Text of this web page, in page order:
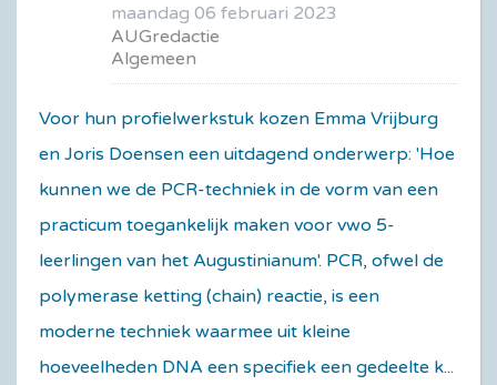
maandag 06 februari 2023
AUGredactie
Algemeen
Voor hun profielwerkstuk kozen Emma Vrijburg
en Joris Doensen een uitdagend onderwerp: 'Hoe
kunnen we de PCR-techniek in de vorm van een
practicum toegankelijk maken voor vwo 5-
leerlingen van het Augustinianum'. PCR, ofwel de
polymerase ketting (chain) reactie, is een
moderne techniek waarmee uit kleine
hoeveelheden DNA een specifiek een gedeelte k...